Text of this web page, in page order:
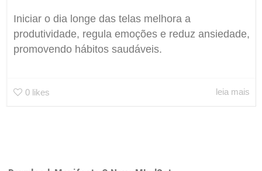
Iniciar o dia longe das telas melhora a
produtividade, regula emoções e reduz ansiedade,
promovendo hábitos saudáveis.
0 likes leia mais